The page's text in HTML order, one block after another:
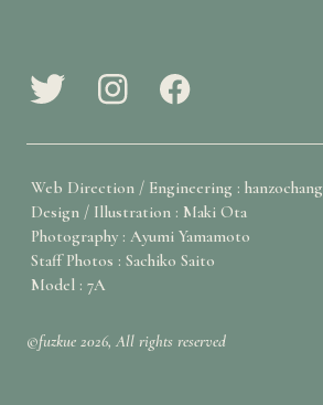
Web Direction / Engineering : hanzochang
Design / Illustration : Maki Ota
Photography : Ayumi Yamamoto
Staff Photos : Sachiko Saito
Model : 7A
©fuzkue 2026, All rights reserved